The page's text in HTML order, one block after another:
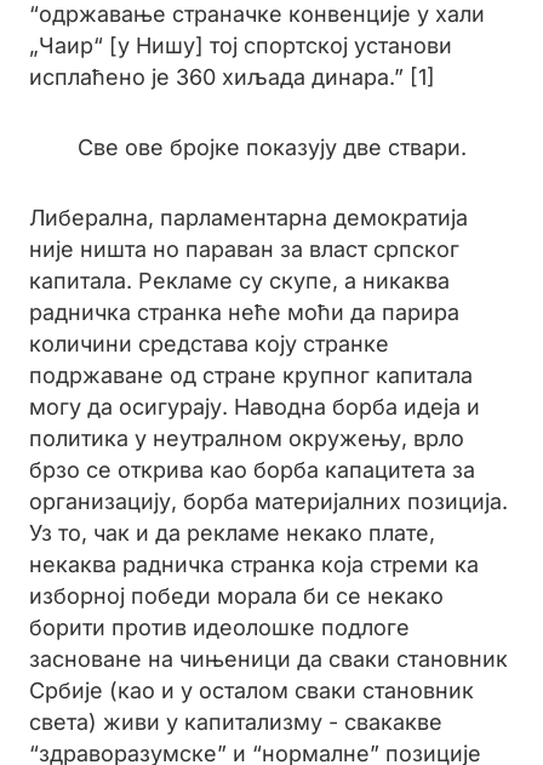
“одржавање страначке конвенције у хали
„Чаир“ [у Нишу] тој спортској установи
исплаћено је 360 хиљада динара.” [1]
Све ове бројке показују две ствари.
Либерална, парламентарна демократија
није ништа но параван за власт српског
капитала. Рекламе су скупе, а никаква
радничка странка неће моћи да парира
количини средстава коју странке
подржаване од стране крупног капитала
могу да осигурају. Наводна борба идеја и
политика у неутралном окружењу, врло
брзо се открива као борба капацитета за
организацију, борба материјалних позиција.
Уз то, чак и да рекламе некако плате,
некаква радничка странка која стреми ка
изборној победи морала би се некако
борити против идеолошке подлоге
засноване на чињеници да сваки становник
Србије (као и у осталом сваки становник
света) живи у капитализму - свакакве
“здраворазумске” и “нормалне” позиције